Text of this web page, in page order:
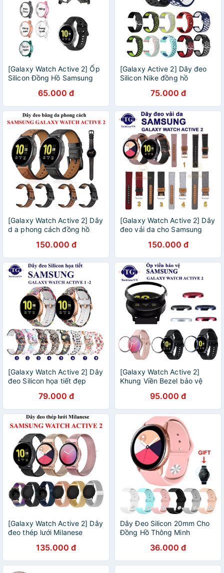
[Galaxy Watch Active 2] Ốp
Silicon Đồng Hồ Samsung
65.000 đ
[Galaxy Active 2] Dây đeo
Silicon Nike đồng hồ
75.000 đ
[Galaxy Watch Active 2] Dây
d a phong cách đồng hồ
150.000 đ
[Galaxy Watch Active 2] Dây
đeo vải da cho Samsung
150.000 đ
[Galaxy Watch Active 2] Dây
đeo Silicon họa tiết đẹp
79.000 đ
[Galaxy Watch Active 2]
Khung Viền Bezel bảo vệ
Watch Active 2
95.000 đ
[Galaxy Watch Active 2] Dây
đeo thép lưới Milanese
135.000 đ
Dây Đeo Silicon 20mm Cho
Đồng Hồ Thông Minh
Galaxy Watch Active / Active
2 / Samsung Galaxy Watch
42mm
36.000 đ